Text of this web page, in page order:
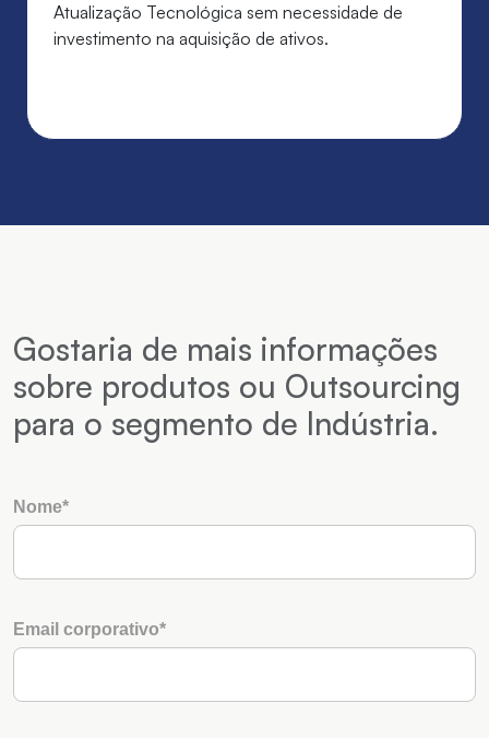
Atualização Tecnológica sem necessidade de
investimento na aquisição de ativos.
Gostaria de mais informações
sobre produtos ou Outsourcing
para o segmento de Indústria.
Nome*
Email corporativo*